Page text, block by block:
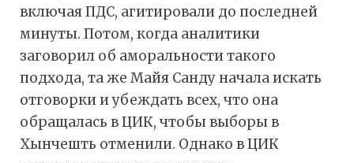
включая ПДС, агитировали до последней
минуты. Потом, когда аналитики
заговорил об аморальности такого
подхода, та же Майя Санду начала искать
отговорки и убеждать всех, что она
обращалась в ЦИК, чтобы выборы в
Хынчешть отменили. Однако в ЦИК